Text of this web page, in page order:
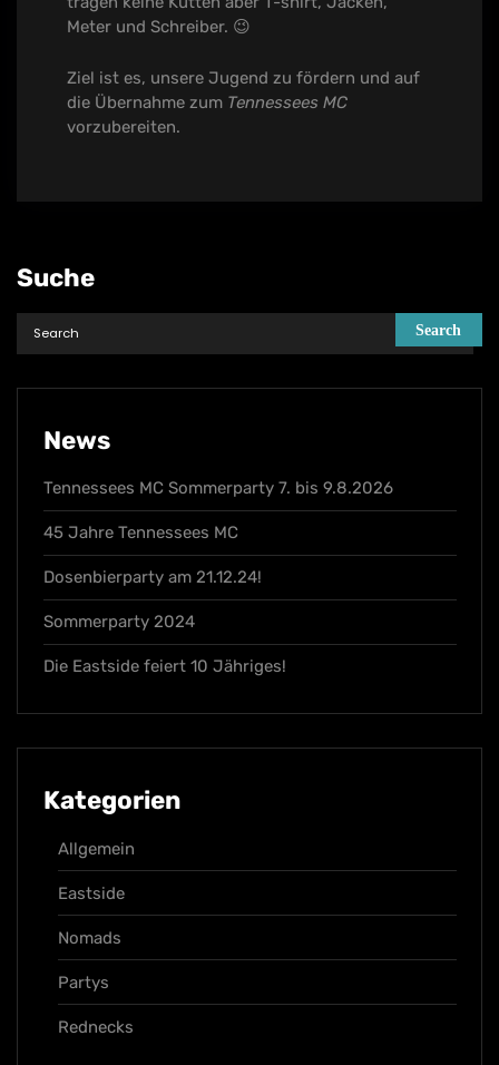
Meter und Schreiber. 😉
Ziel ist es, unsere Jugend zu fördern und auf
die Übernahme zum Tennessees MC
vorzubereiten.
Suche
News
Tennessees MC Sommerparty 7. bis 9.8.2026
45 Jahre Tennessees MC
Dosenbierparty am 21.12.24!
Sommerparty 2024
Die Eastside feiert 10 Jähriges!
Kategorien
Allgemein
Eastside
Nomads
Partys
Rednecks